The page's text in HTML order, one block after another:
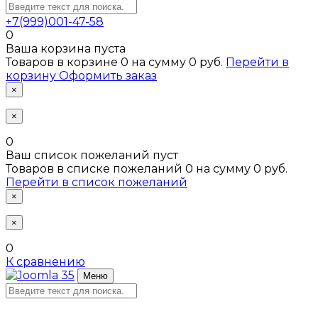
+7(999)001-47-58
0
Ваша корзина пуста
Товаров в корзине 0 на сумму 0 руб. Перейти в
корзину Оформить заказ
×
×
0
Ваш список пожеланий пуст
Товаров в списке пожеланий 0 на сумму 0 руб.
Перейти в список пожеланий
×
×
0
К сравнению
Меню